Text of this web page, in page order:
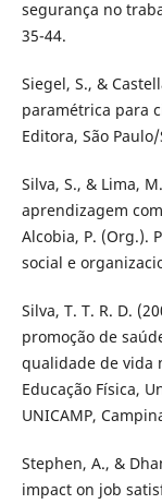
segurança no
35-44.
Siegel, S., &
paramétrica para
Editora, São Paulo/
Silva, S., & Lima,
aprendizagem
Alcobia, P. (Org.).
social e
Silva, T. T. R. D.
promoção de
qualidade de vida
Educação Física,
UNICAMP,
Stephen, A., &
impact on job